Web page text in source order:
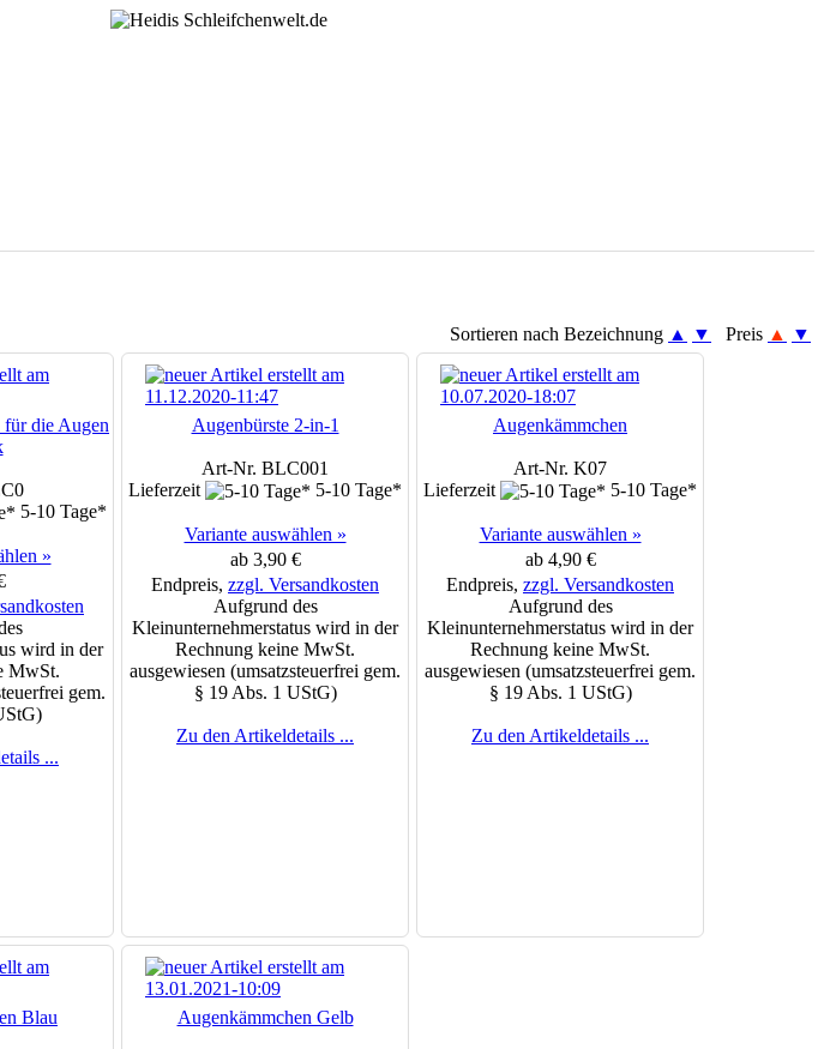
Sortieren nach Bezeichnung ▲ ▼ Preis ▲ ▼
für die Augen
5-10 Tage*
»
wird in der
MwSt.
gem.
...
Augenbürste 2-in-1
Art-Nr. BLC001
Lieferzeit
5-10 Tage*
Variante auswählen »
ab 3,90 €
Endpreis, zzgl. Versandkosten
Aufgrund des
Kleinunternehmerstatus wird in der
Rechnung keine MwSt.
ausgewiesen (umsatzsteuerfrei gem.
§ 19 Abs. 1 UStG)
Zu den Artikeldetails ...
Augenkämmchen
Art-Nr. K07
Lieferzeit
5-10 Tage*
Variante auswählen »
ab 4,90 €
Endpreis, zzgl. Versandkosten
Aufgrund des
Kleinunternehmerstatus wird in der
Rechnung keine MwSt.
ausgewiesen (umsatzsteuerfrei gem.
§ 19 Abs. 1 UStG)
Zu den Artikeldetails ...
Blau Augenkämmchen Gelb